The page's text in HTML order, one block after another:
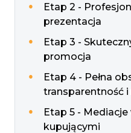
Etap 2 -
prezentacja
Etap 3 -
promocja
Etap 4 - Pełna
transparentność
Etap 5 -
kupującymi